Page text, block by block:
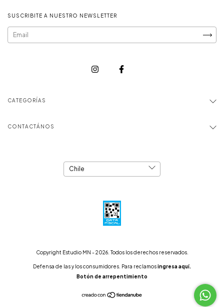
SUSCRIBITE A NUESTRO NEWSLETTER
CATEGORÍAS
CONTACTÁNOS
Copyright Estudio MN - 2026. Todos los derechos reservados.
Defensa de las y los consumidores. Para reclamosingresa aquí.
Botón de arrepentimiento